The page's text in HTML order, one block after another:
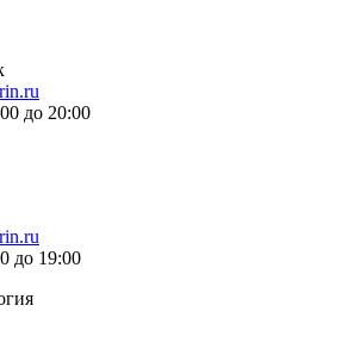
до 20:00
до 19:00